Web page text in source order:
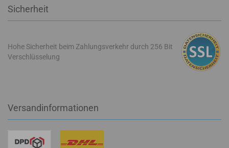
Sicherheit
Hohe Sicherheit beim Zahlungsverkehr durch 256 Bit
Verschlüsselung
Versandinformationen